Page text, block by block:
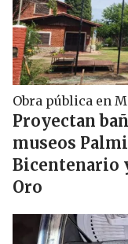
Obra pública en
Proyectan
museos
Bicentenario
Oro